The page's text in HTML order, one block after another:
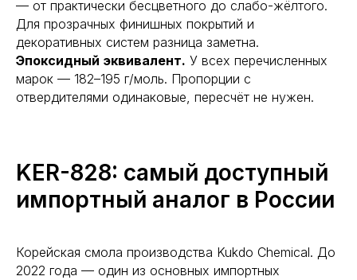
— от практически бесцветного до слабо-жёлтого.
Для прозрачных финишных покрытий и
декоративных систем разница заметна.
Эпоксидный эквивалент. У всех перечисленных
марок — 182–195 г/моль. Пропорции с
отвердителями одинаковые, пересчёт не нужен.
KER-828: самый доступный
импортный аналог в России
Корейская смола производства Kukdo Chemical. До
2022 года — один из основных импортных